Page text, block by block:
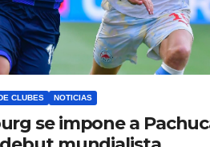
CLUBES NOTICIAS
se impone a